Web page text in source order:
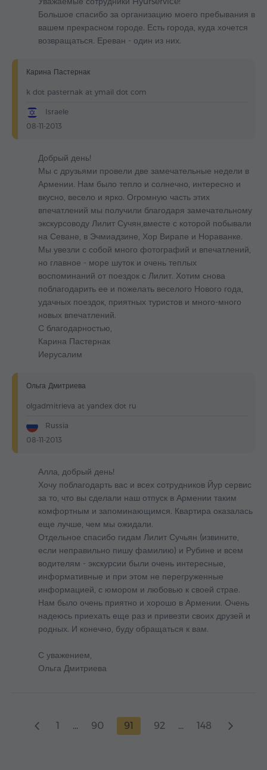
Большое спасибо за организацию моего пребывания в
вашем прекрасном городе. Есть города, куда хочется
возвращаться. Ереван - один из них.
Карина Пастернак
k dot pasternak at ymail dot com
Israele
08-11-2013
Добрый день!
Мы с друзьями провели две замечательные недели в
Армении. Нам было тепло и солнечно, интересно и
вкусно, весело и ярко. Огромную часть этих
впечатлений мы получили благодаря замечательному
экскурсоводу Лилит Сучян,вместе с которой побывали
на Севане, в Эчмиадзине, Хор Вирапе и Нораванке.
Мы увезли с собой много фотографий и впечатлений,
но главное - море шуток и очень теплых
воспоминаний от поездок с Лилит. Хотим снова
поблагодарить ее и пожелать веселого Нового года,
удачных поездок, приятных туристов и много-много
новых впечатлений.
С благодарностью,
Карина Пастернак
Иерусалим
Ольга Дмитриева
olgadmitrieva at yandex dot ru
Russia
08-11-2013
Алла, добрый день!
Хочу поблагодарть вас и всех сотрудников Йур сервис
за то, что вы сделали наш отпуск в Армении таким
комфортным и запоминающимся. Квартира оказалась
еще лучше, чем мы ожидали.
Отдельное спасибо гидам Лилит Сучьян (извините,
если неправильно пишу фамилию) и Рубине и всем
водителям - экскурсии были очень интересные,
информативные и при этом не перегруженные
информацией, с юмором и любовью к своей страе.
Нам было очень приятно и хорошо в Армении. Очень
надеюсь приехать еще раз и привезти своих друзей и
родных. И конечно, буду обращаться к вам.
С уважением,
Ольга Дмитриева
1 ... 90 91 92 ... 148